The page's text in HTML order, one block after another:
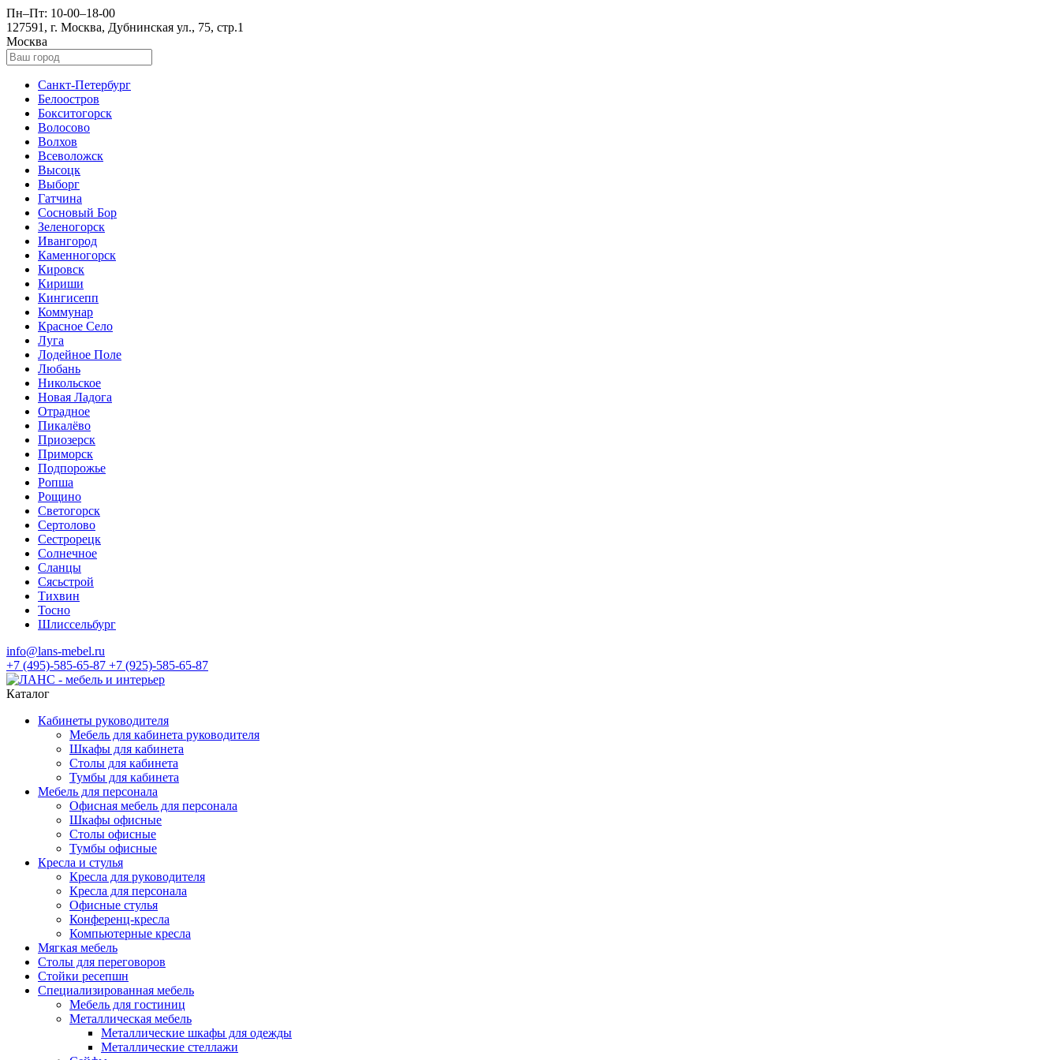
Пн–Пт: 10-00–18-00
127591, г. Москва, Дубнинская ул., 75, стр.1
Москва
Санкт-Петербург
Белоостров
Бокситогорск
Волосово
Волхов
Всеволожск
Высоцк
Выборг
Гатчина
Сосновый Бор
Зеленогорск
Ивангород
Каменногорск
Кировск
Кириши
Кингисепп
Коммунар
Красное Село
Луга
Лодейное Поле
Любань
Никольское
Новая Ладога
Отрадное
Пикалёво
Приозерск
Приморск
Подпорожье
Ропша
Рощино
Светогорск
Сертолово
Сестрорецк
Солнечное
Сланцы
Сясьстрой
Тихвин
Тосно
Шлиссельбург
info@lans-mebel.ru
+7 (495)-585-65-87 +7 (925)-585-65-87
Каталог
Кабинеты руководителя
Мебель для кабинета руководителя
Шкафы для кабинета
Столы для кабинета
Тумбы для кабинета
Мебель для персонала
Офисная мебель для персонала
Шкафы офисные
Столы офисные
Тумбы офисные
Кресла и стулья
Кресла для руководителя
Кресла для персонала
Офисные стулья
Конференц-кресла
Компьютерные кресла
Мягкая мебель
Столы для переговоров
Стойки ресепшн
Специализированная мебель
Мебель для гостиниц
Металлическая мебель
Металлические шкафы для одежды
Металлические стеллажи